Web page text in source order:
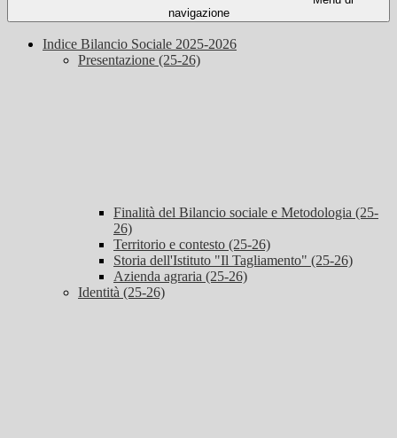
navigazione
Indice Bilancio Sociale 2025-2026
Presentazione (25-26)
Finalità del Bilancio sociale e Metodologia (25-
26)
Territorio e contesto (25-26)
Storia dell'Istituto "Il Tagliamento" (25-26)
Azienda agraria (25-26)
Identità (25-26)